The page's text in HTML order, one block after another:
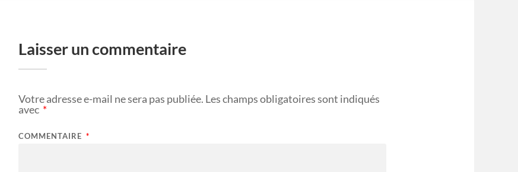
Laisser un commentaire
Votre adresse e-mail ne sera pas publiée. Les champs obligatoires sont indiqués
avec *
COMMENTAIRE *